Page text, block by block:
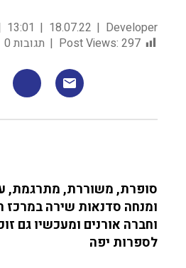
Developer
18.07.22
13:01
Post Views: 297 תגובות 0
סופרת, משוררת, מתרגמת,
ומנחה סדנאות שירה במרכז
וחברה אורנים ומעכשיו גם
לספרות יפה